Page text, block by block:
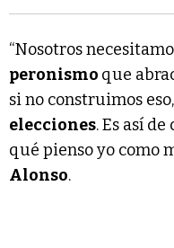
“Nosotros
peronismo que
si no construimos
elecciones. Es así
qué pienso yo como
Alonso.